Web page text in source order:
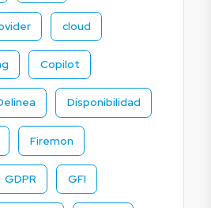
cloud
Copilot
Disponibilidad
Firemon
GDPR GFI